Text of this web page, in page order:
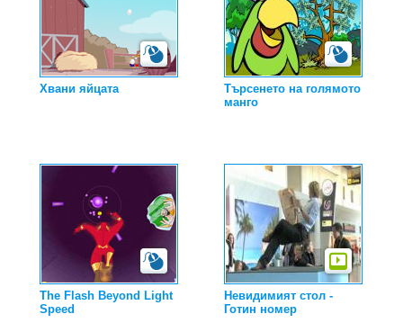
Хвани яйцата
Търсенето на голямото
манго
The Flash Beyond Light
Speed
Невидимият стол -
Готин номер